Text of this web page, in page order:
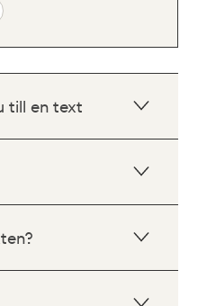
till en text